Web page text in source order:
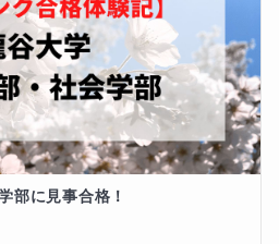
績最下位付近の状態から、完
か月間のみの勉強で、最終的
することができました。
経験でき、これもまた良い人
今ではそう感じております。
しい学生生活でしたが、そこ
書を希望
に、簡略に
の難易度
部に見事合格！